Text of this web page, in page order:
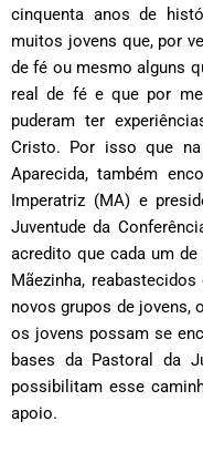
cinquenta anos de
muitos jovens que, por
de fé ou mesmo alguns
real de fé e que por
puderam ter
Cristo. Por isso que
Aparecida, também
Imperatriz (MA) e
Juventude da
acredito que cada um
Mãezinha,
novos grupos de jovens,
os jovens possam se
bases da Pastoral da
possibilitam esse
apoio.